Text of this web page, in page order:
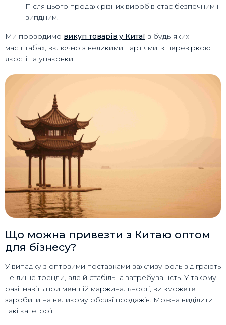
Після цього продаж різних виробів стає безпечним і
вигідним.
Ми проводимо викуп товарів у Китаї в будь-яких
масштабах, включно з великими партіями, з перевіркою
якості та упаковки.
Що можна привезти з Китаю оптом
для бізнесу?
У випадку з оптовими поставками важливу роль відіграють
не лише тренди, але й стабільна затребуваність. У такому
разі, навіть при меншій маржинальності, ви зможете
заробити на великому обсязі продажів. Можна виділити
такі категорії: